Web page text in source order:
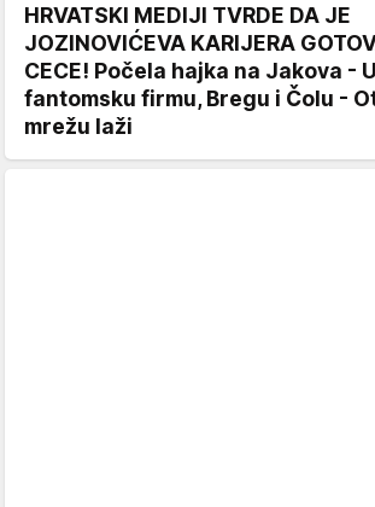
HRVATSKI MEDIJI TVRDE DA JE
JOZINOVIĆEVA KARIJERA
CECE! Počela hajka na Jakova -
fantomsku firmu, Bregu i Čolu -
mrežu laži